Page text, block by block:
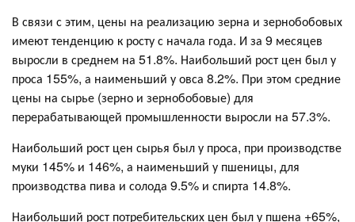
В связи с этим, цены на реализацию зерна и зернобобовых
имеют тенденцию к росту с начала года. И за 9 месяцев
выросли в среднем на 51.8%. Наибольший рост цен был у
проса 155%, а наименьший у овса 8.2%. При этом средние
цены на сырье (зерно и зернобобовые) для
перерабатывающей промышленности выросли на 57.3%.
Наибольший рост цен сырья был у проса, при производстве
муки 145% и 146%, а наименьший у пшеницы, для
производства пива и солода 9.5% и спирта 14.8%.
Наибольший рост потребительских цен был у пшена +65%,